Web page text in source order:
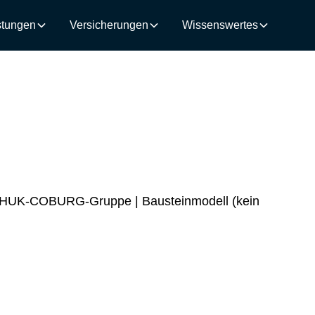
Versicherungen Wissenswertes
COBURG-Gruppe | Bausteinmodell (kein